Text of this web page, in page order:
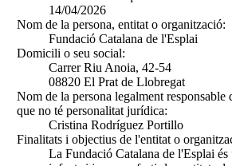
14/04/2026
Nom de la persona, entitat o organització:
Fundació Catalana de l'Esplai
Domicili o seu social:
Carrer Riu Anoia, 42-54
08820 El Prat de Llobregat
Nom de la persona legalment
que no té personalitat jurídica:
Cristina Rodríguez Portillo
Finalitats i objectius de l'entitat o
La Fundació Catalana de l'Esplai